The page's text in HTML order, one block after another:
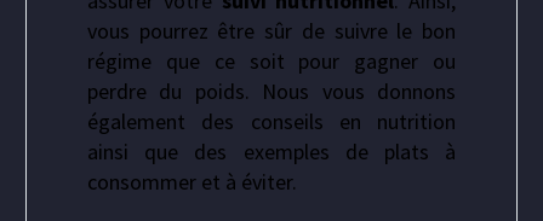
vous pourrez être sûr de suivre le bon
régime que ce soit pour gagner ou
perdre du poids. Nous vous donnons
également des conseils en nutrition
ainsi que des exemples de plats à
consommer et à éviter.